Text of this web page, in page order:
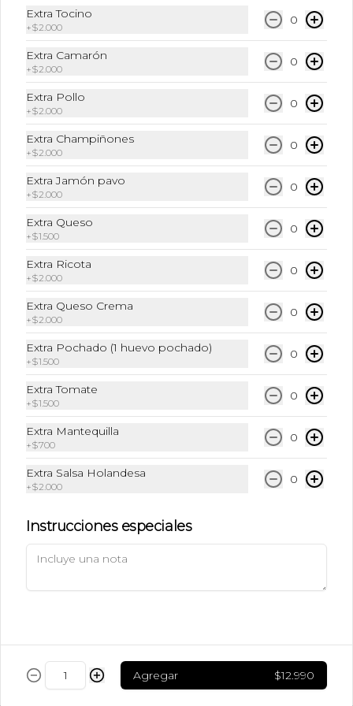
Te Matcha + Leche + Hielo triturado
$6.490
Café Frio + Leche + Hielo + Syrup a
elección
Frappuccino Especial
Café + Leche + Hielo triturado + Sabor
Ice Caramel Macchiatto
Shot Ristreto + Leche + Syrup + Hielo
$5.490
Extra Tocino
+$2.000
0
Extra Camarón
+$2.000
0
Extra Pollo
+$2.000
0
Extra Champiñones
+$2.000
0
Extra Jamón pavo
+$2.000
0
Extra Queso
+$1.500
0
Extra Ricota
+$2.000
0
Extra Queso Crema
+$2.000
0
Extra Pochado (1 huevo pochado)
+$1.500
0
Extra Tomate
+$1.500
0
Extra Mantequilla
+$700
0
Extra Salsa Holandesa
+$2.000
0
Instrucciones especiales
Agregar $12.990